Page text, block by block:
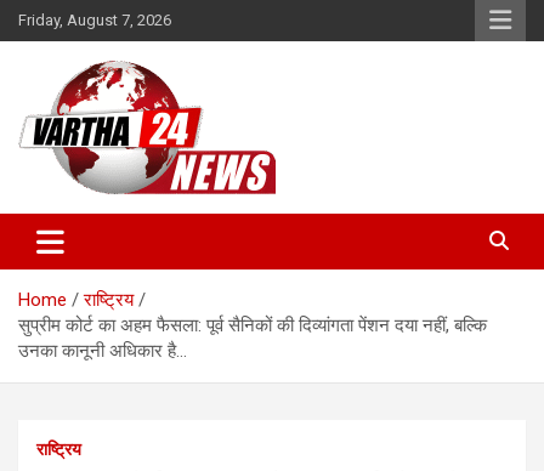
Skip
to
Friday, August 7, 2026
Vartha 24
Home
राष्ट्रिय
सुप्रीम कोर्ट का अहम फैसला: पूर्व सैनिकों की दिव्यांगता पेंशन दया नहीं, बल्कि
उनका कानूनी अधिकार है…
राष्ट्रिय